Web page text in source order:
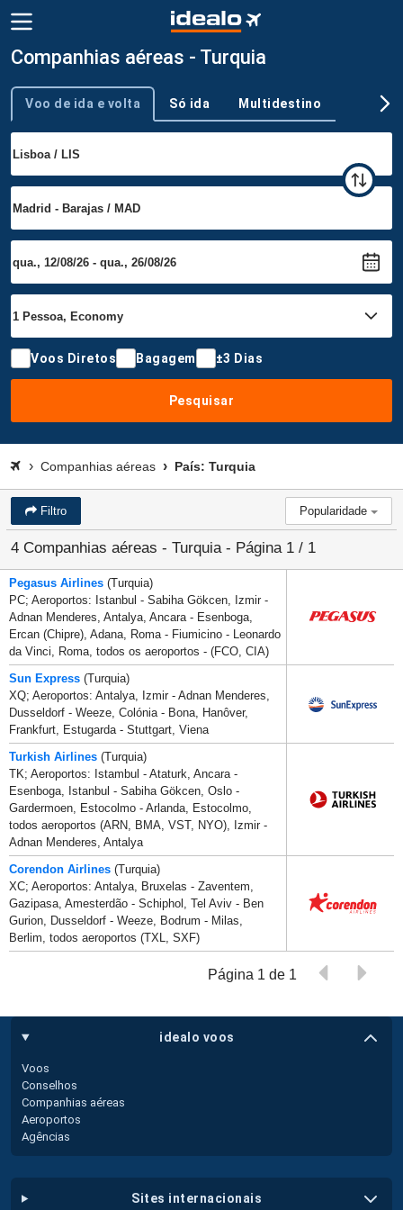
Companhias aéreas - Turquia
Tipo de viagem
Voo de ida e volta Só ida Multidestino
Voos Diretos Bagagem ±3 Dias
Pesquisar
Companhias aéreas País: Turquia
Filtro Popularidade
4 Companhias aéreas - Turquia - Página 1 / 1
Pegasus Airlines (Turquia)
PC; Aeroportos: Istanbul - Sabiha Gökcen, Izmir -
Adnan Menderes, Antalya, Ancara - Esenboga,
Ercan (Chipre), Adana, Roma - Fiumicino - Leonardo
da Vinci, Roma, todos os aeroportos - (FCO, CIA)
Sun Express (Turquia)
XQ; Aeroportos: Antalya, Izmir - Adnan Menderes,
Dusseldorf - Weeze, Colónia - Bona, Hanôver,
Frankfurt, Estugarda - Stuttgart, Viena
Turkish Airlines (Turquia)
TK; Aeroportos: Istambul - Ataturk, Ancara -
Esenboga, Istanbul - Sabiha Gökcen, Oslo -
Gardermoen, Estocolmo - Arlanda, Estocolmo,
todos aeroportos (ARN, BMA, VST, NYO), Izmir -
Adnan Menderes, Antalya
Corendon Airlines (Turquia)
XC; Aeroportos: Antalya, Bruxelas - Zaventem,
Gazipasa, Amesterdão - Schiphol, Tel Aviv - Ben
Gurion, Dusseldorf - Weeze, Bodrum - Milas,
Berlim, todos aeroportos (TXL, SXF)
Página 1 de 1
idealo voos
Voos
Conselhos
Companhias aéreas
Aeroportos
Agências
sites internacionais